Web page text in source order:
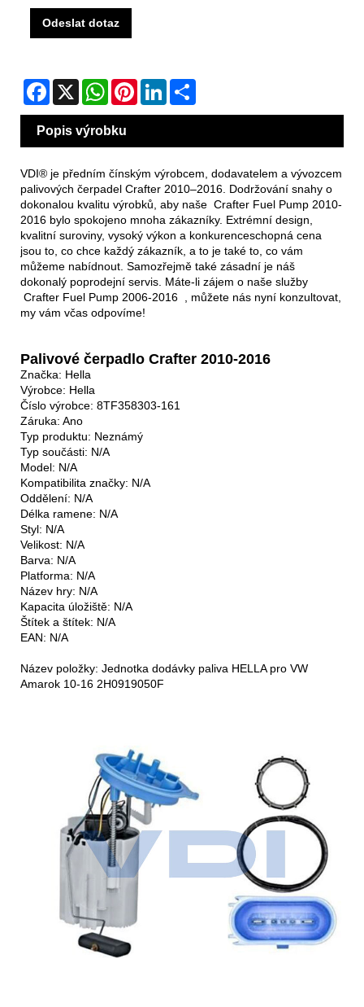
Odeslat dotaz
Facebook
X WhatsAppPinterestLinkedIn
Popis výrobku
VDI® je předním čínským výrobcem, dodavatelem a vývozcem
palivových čerpadel Crafter 2010–2016. Dodržování snahy o
dokonalou kvalitu výrobků, aby naše Crafter Fuel Pump 2010-
2016 bylo spokojeno mnoha zákazníky. Extrémní design,
kvalitní suroviny, vysoký výkon a konkurenceschopná cena
jsou to, co chce každý zákazník, a to je také to, co vám
můžeme nabídnout. Samozřejmě také zásadní je náš
dokonalý poprodejní servis. Máte-li zájem o naše služby
Crafter Fuel Pump 2006-2016 , můžete nás nyní konzultovat,
my vám včas odpovíme!
Palivové čerpadlo Crafter 2010-2016
Značka: Hella
Výrobce: Hella
Číslo výrobce: 8TF358303-161
Záruka: Ano
Typ produktu: Neznámý
Typ součásti: N/A
Model: N/A
Kompatibilita značky: N/A
Oddělení: N/A
Délka ramene: N/A
Styl: N/A
Velikost: N/A
Barva: N/A
Platforma: N/A
Název hry: N/A
Kapacita úložiště: N/A
Štítek a štítek: N/A
EAN: N/A
Název položky: Jednotka dodávky paliva HELLA pro VW
Amarok 10-16 2H0919050F